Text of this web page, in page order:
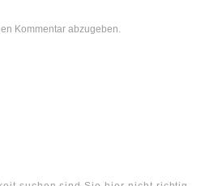
Kommentar abzugeben.